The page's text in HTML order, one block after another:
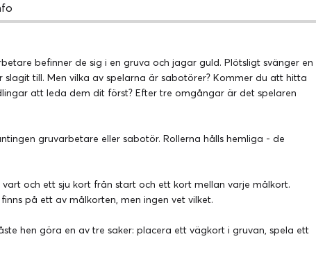
befinner de sig i en gruva och jagar guld. Plötsligt svänger en
till. Men vilka av spelarna är sabotörer? Kommer du att hitta
att leda dem dit först? Efter tre omgångar är det spelaren
gruvarbetare eller sabotör. Rollerna hålls hemliga - de
och ett sju kort från start och ett kort mellan varje målkort.
på ett av målkorten, men ingen vet vilket.
hen göra en av tre saker: placera ett vägkort i gruvan, spela ett